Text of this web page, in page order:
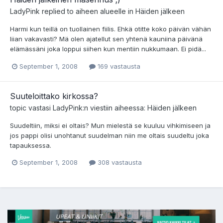
LadyPink replied to aiheen alueelle in Häiden jälkeen
Harmi kun teillä on tuollainen fiilis. Ehkä otitte koko päivän vähän
liian vakavasti? Mä olen ajatellut sen yhtenä kauniina päivänä
elämässäni joka loppui siihen kun mentiin nukkumaan. Ei pidä...
September 1, 2008 169 vastausta
Suuteloittako kirkossa?
topic vastasi LadyPink:n viestiin aiheessa: Häiden jälkeen
Suudeltiin, miksi ei oltais? Mun mielestä se kuuluu vihkimiseen ja
jos pappi olisi unohtanut suudelman niin me oltais suudeltu joka
tapauksessa.
September 1, 2008 308 vastausta